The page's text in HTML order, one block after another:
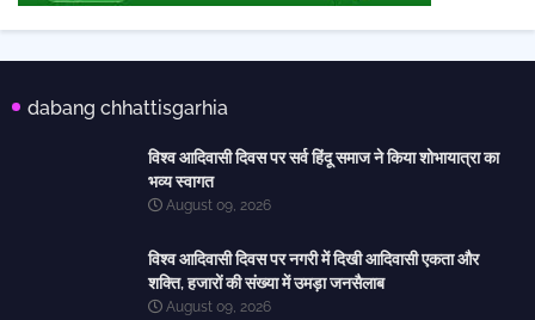
dabang chhattisgarhia
विश्व आदिवासी दिवस पर सर्व हिंदू समाज ने किया शोभायात्रा का
भव्य स्वागत
August 09, 2026
विश्व आदिवासी दिवस पर नगरी में दिखी आदिवासी एकता और
शक्ति, हजारों की संख्या में उमड़ा जनसैलाब
August 09, 2026